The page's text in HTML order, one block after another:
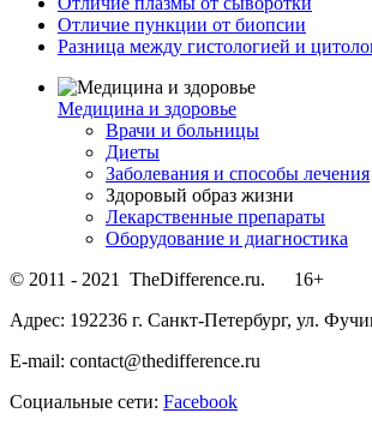
Отличие пункции от биопсии
Разница между гистологией и
Медицина и здоровье
Врачи и больницы
Диеты
Заболевания и способы лечения
Здоровый образ жизни
Лекарственные препараты
Оборудование и диагностика
© 2011 - 2021 TheDifference.ru. 16+
Адрес: 192236 г. Санкт-Петербург, ул.
E-mail: contact@thedifference.ru
Социальные сети: Facebook